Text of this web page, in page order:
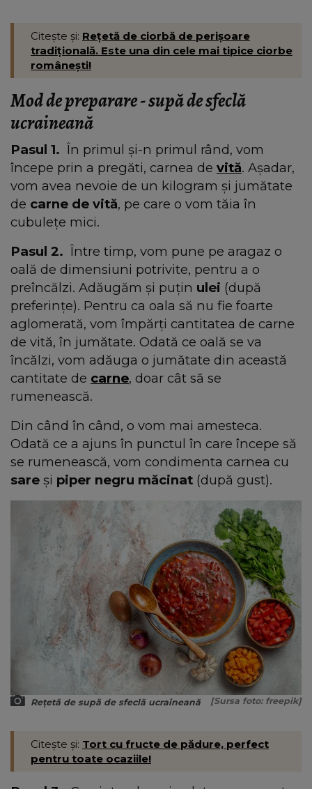
Citește și: Rețetă de ciorbă de perișoare
tradițională. Este una din cele mai tipice ciorbe
românești!
Mod de preparare - supă de sfeclă
ucraineană
Pasul 1. În primul și-n primul rând, vom
începe prin a pregăti, carnea de vită. Așadar,
vom avea nevoie de un kilogram și jumătate
de carne de vită, pe care o vom tăia în
cubulețe mici.
Pasul 2. Între timp, vom pune pe aragaz o
oală de dimensiuni potrivite, pentru a o
preîncălzi. Adăugăm și puțin ulei (după
preferințe). Pentru ca oala să nu fie foarte
aglomerată, vom împărți cantitatea de carne
de vită, în jumătate. Odată ce oală se va
încălzi, vom adăuga o jumătate din această
cantitate de carne, doar cât să se
rumenească.
Din când în când, o vom mai amesteca.
Odată ce a ajuns în punctul în care începe să
se rumenească, vom condimenta carnea cu
sare și piper negru măcinat (după gust).
Rețetă de supă de sfeclă ucraineană [Sursa foto: freepik]
Citește și: Tort cu fructe de pădure, perfect
pentru toate ocaziile!